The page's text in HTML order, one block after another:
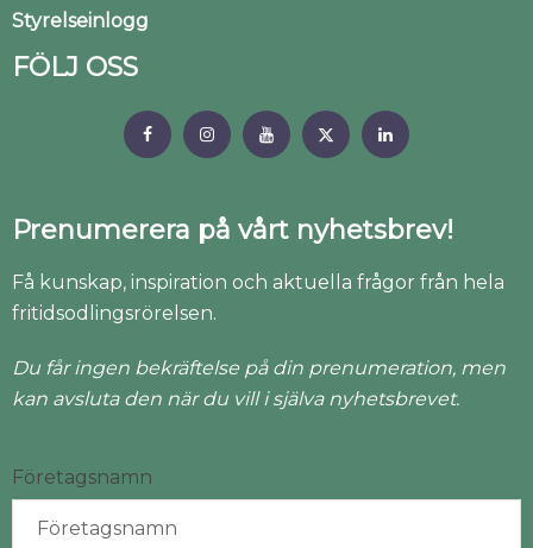
Styrelseinlogg
FÖLJ OSS
Prenumerera på vårt nyhetsbrev!
Få kunskap, inspiration och aktuella frågor från hela
fritidsodlingsrörelsen.
Du får ingen bekräftelse på din prenumeration, men
kan avsluta den när du vill i själva nyhetsbrevet.
Företagsnamn